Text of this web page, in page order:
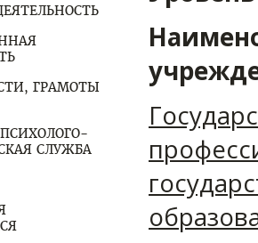
ГРАМОТЫ
СЛУЖБА